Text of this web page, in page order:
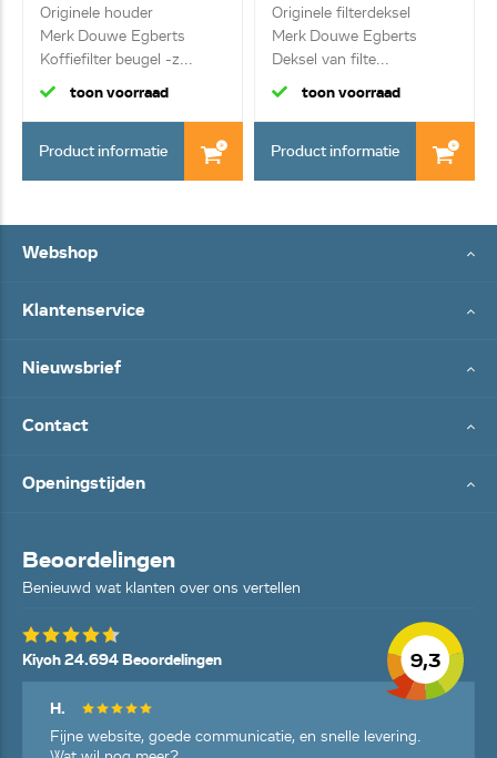
Originele houder
Merk Douwe Egberts
Koffiefilter beugel -z...
toon voorraad
Product informatie
Originele filterdeksel
Merk Douwe Egberts
Deksel van filte...
toon voorraad
Product informatie
Webshop
Klantenservice
Nieuwsbrief
Contact
Openingstijden
Beoordelingen
Benieuwd wat klanten over ons vertellen
9,3
Kiyoh 24.694 Beoordelingen
H.
Fijne website, goede communicatie, en snelle levering.